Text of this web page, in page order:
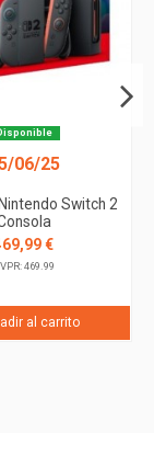
06/25
Switch 2
€
469.99
al carrito